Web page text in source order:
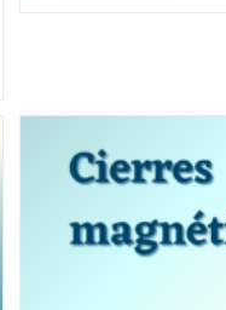
Usos
Cuidados
Del
Glasilla
En